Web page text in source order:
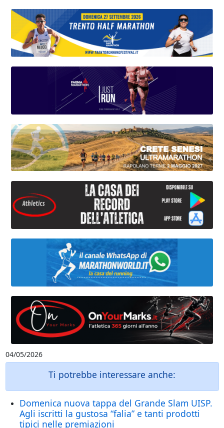
04/05/2026
Ti potrebbe interessare anche:
Domenica nuova tappa del Grande Slam UISP.
Agli iscritti la gustosa “falia” e tanti prodotti
tipici nelle premiazioni